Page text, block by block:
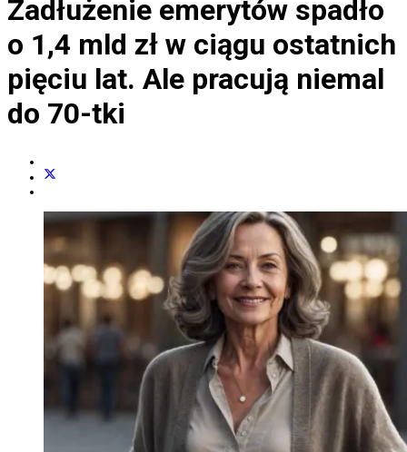
Zadłużenie emerytów spadło
o 1,4 mld zł w ciągu ostatnich
pięciu lat. Ale pracują niemal
do 70-tki